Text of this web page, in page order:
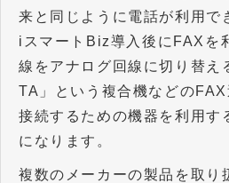
来と同じように電話が利用で
iスマートBiz導入後にFAXを
線をアナログ回線に切り替え
TA」という複合機などの
接続するための機器を利用す
になります。
複数のメーカーの製品を取り